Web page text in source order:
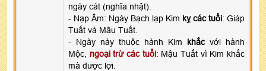
ngày cát (nghĩa nhật).
- Nạp Âm: Ngày Bạch lạp Kim kỵ các tuổi: Giáp
Tuất và Mậu Tuất.
- Ngày này thuộc hành Kim khắcvới hành
Mộc, ngoại trừ các tuổi: Mậu Tuất vì Kim khắc
mà được lợi.